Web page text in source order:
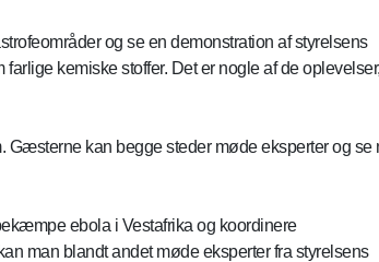
og se en demonstration af styrelsens
kemiske stoffer. Det er nogle af de
Gæsterne kan begge steder møde eksperter og se
ebola i Vestafrika og koordinere
man blandt andet møde eksperter fra styrelsens